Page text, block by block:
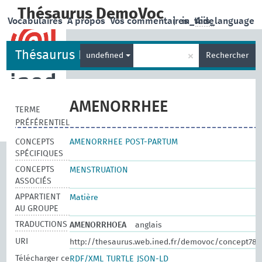
Thésaurus DemoVoc | in_this_language
Vocabulaires A propos Vos commentaires Aide
Thésaurus DemoVoc
undefined × Rechercher
TERME
PRÉFÉRENTIEL
AMENORRHEE
CONCEPTS
SPÉCIFIQUES
AMENORRHEE POST-PARTUM
CONCEPTS
ASSOCIÉS
MENSTRUATION
APPARTIENT
AU GROUPE
Matière
TRADUCTIONS AMENORRHOEA
anglais
URI
http://thesaurus.web.ined.fr/demovoc/concept78
Télécharger ce RDF/XML TURTLE JSON-LD